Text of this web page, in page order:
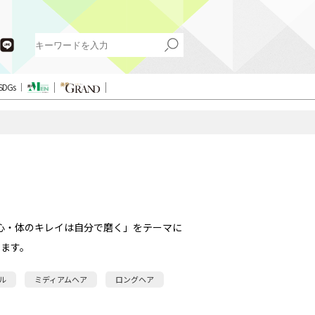
体のキレイは自分で磨く」をテーマに
す。
ミディアムヘア ロングヘア